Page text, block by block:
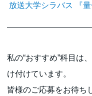
放送大学シラバス 『量
私の“おすすめ”科目は
け付けています。
皆様のご応募をお待ち